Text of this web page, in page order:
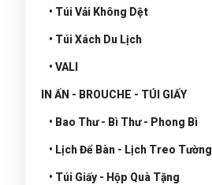
• Túi Vải Không Dệt
• Túi Xách Du Lịch
• VALI
IN ẤN - BROUCHE - TÚI GIẤY
• Bao Thư - Bì Thư - Phong Bì
• Lịch Để Bàn - Lịch Treo Tường
• Túi Giấy - Hộp Quà Tặng